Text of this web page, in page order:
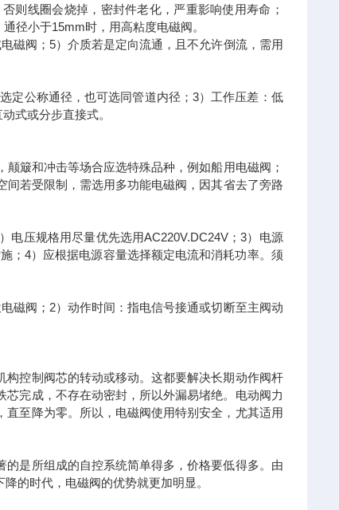
则线圈会烧掉，密封件老化，严重影响使用寿命；
径小于15mm时，用高粘度电磁阀。
磁阀；5）介质若是定向流通，且不允许倒流，需用
定公称通径，也可选同管道内径；3）工作压差：低
式或分步直接式。
簸和冲击等场合应选特殊品种，例如船用电磁阀；
若受限制，需选用多功能电磁阀，因其省去了旁路
电压规格用尽量优先选用AC220V.DC24V；3）电源
；4）应根据电源容量选择额定电流和消耗功率。须
磁阀；2）动作时间：指电信号接通或切断至主阀动
控制阀芯的转动或移动。这都要解决长期动作阀杆
完成，不存在动密封，所以外漏易堵绝。电动阀力
至降为零。所以，电磁阀使用特别安全，尤其适用
是所组成的自控系统简单得多，价格要低得多。由
的时代，电磁阀的优势就更加明显。